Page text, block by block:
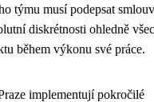
týmu musí podepsat
diskrétnosti ohledně
během výkonu své práce.
implementují pokročilé